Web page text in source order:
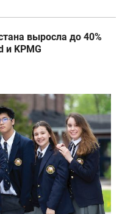
выросла до 40%
и KPMG